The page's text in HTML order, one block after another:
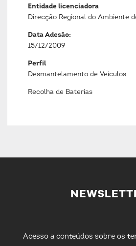
Entidade licenciadora
Direcção Regional do Ambiente
Data Adesão:
15/12/2009
Perfil
Desmantelamento de Veículos
Recolha de Baterias
Acesso a conteúdos sobre os